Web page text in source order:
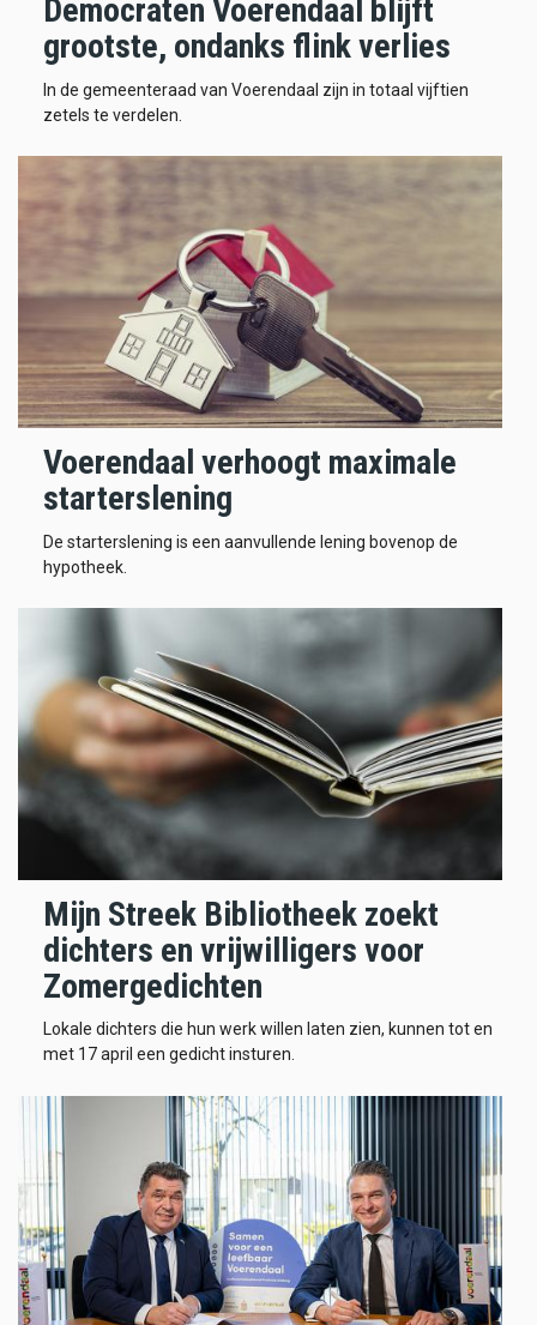
Democraten Voerendaal blijft
grootste, ondanks flink verlies
In de gemeenteraad van Voerendaal zijn in totaal vijftien
zetels te verdelen.
Voerendaal verhoogt maximale
starterslening
De starterslening is een aanvullende lening bovenop de
hypotheek.
Mijn Streek Bibliotheek zoekt
dichters en vrijwilligers voor
Zomergedichten
Lokale dichters die hun werk willen laten zien, kunnen tot en
met 17 april een gedicht insturen.